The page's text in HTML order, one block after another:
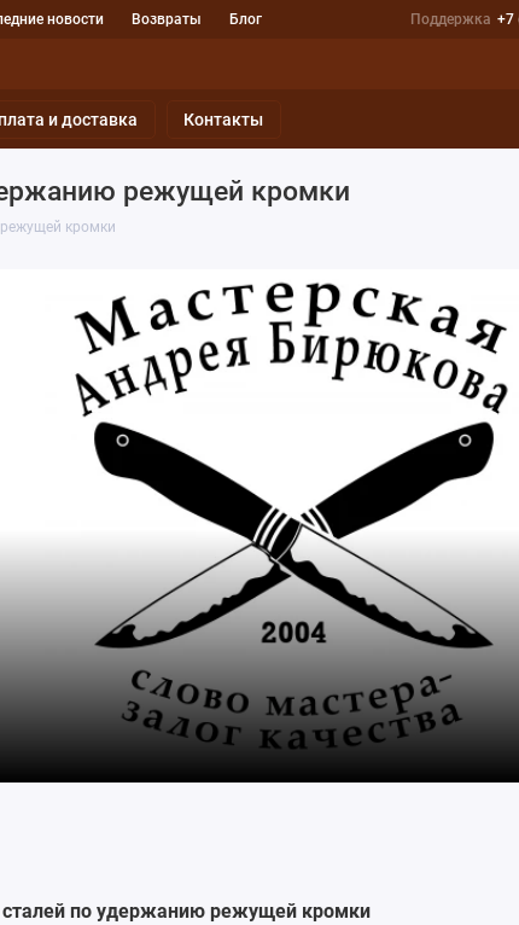
новости Возвраты Блог Поддержка +7
и доставка Контакты
режущей кромки
кромки
сталей по удержанию режущей кромки